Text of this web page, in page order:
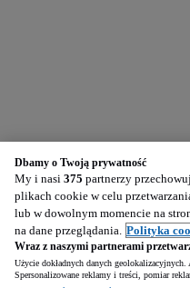
Dbamy o Twoją prywatność
My i nasi 375 partnerzy
plikach cookie w celu
lub w dowolnym momencie na
na dane przeglądania. Polityka
Wraz z naszymi partnerami
Użycie dokładnych danych
Spersonalizowane reklamy i treści, pomiar